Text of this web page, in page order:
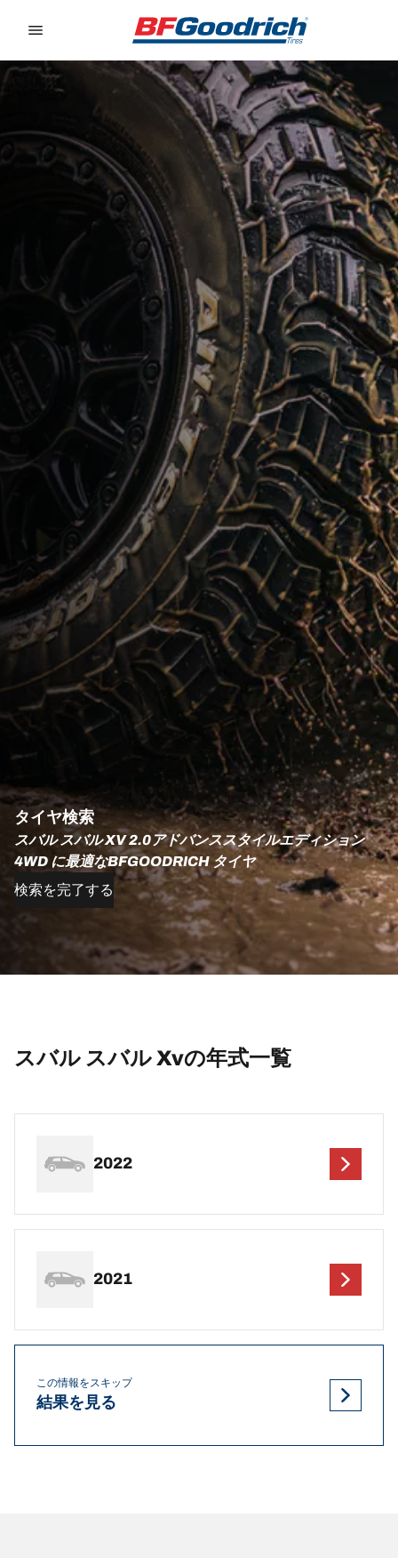
タイヤ検索
スバル スバル XV 2.0アドバンススタイルエディション
4WD に最適なBFGOODRICH タイヤ
検索を完了する
スバル スバル Xvの年式一覧
2022
2021
この情報をスキップ
結果を見る